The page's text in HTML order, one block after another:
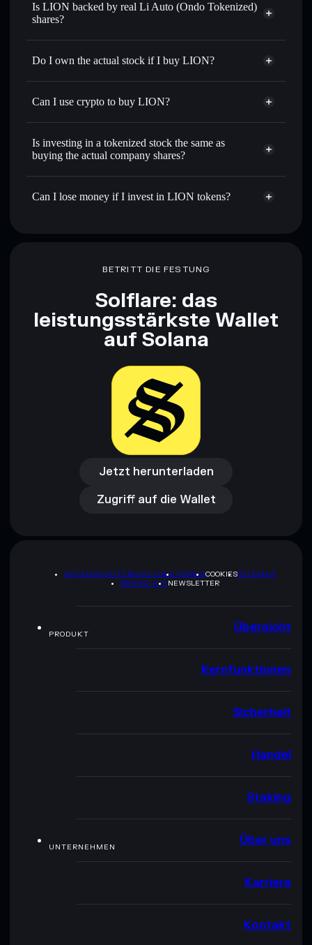
Is LION backed by real Li Auto (Ondo Tokenized)
shares?
Do I own the actual stock if I buy LION?
Can I use crypto to buy LION?
Is investing in a tokenized stock the same as
buying the actual company shares?
Can I lose money if I invest in LION tokens?
BETRITT DIE FESTUNG
Solflare: das
leistungsstärkste Wallet
auf Solana
Jetzt herunterladen
Jetzt herunterladen
Zugriff auf die Wallet
Zugriff auf die Wallet
DATENSCHUTZRICHTLINIETERMSCOOKIESSITEMAP
BRAND-KITNEWSLETTER
PRODUKT Übersicht
Kernfunktionen
Sicherheit
Handel
Staking
UNTERNEHMEN Über uns
Karriere
Kontakt